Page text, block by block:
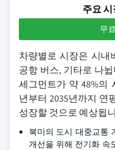
주요
무
차량별로 시장은 시내
공항 버스, 기타로 나
세그먼트가 약 48%의
년부터 2035년까지 연
성장할 것으로 예상됩
북미의 도시 대중교통
개선을 위해 전기화 속